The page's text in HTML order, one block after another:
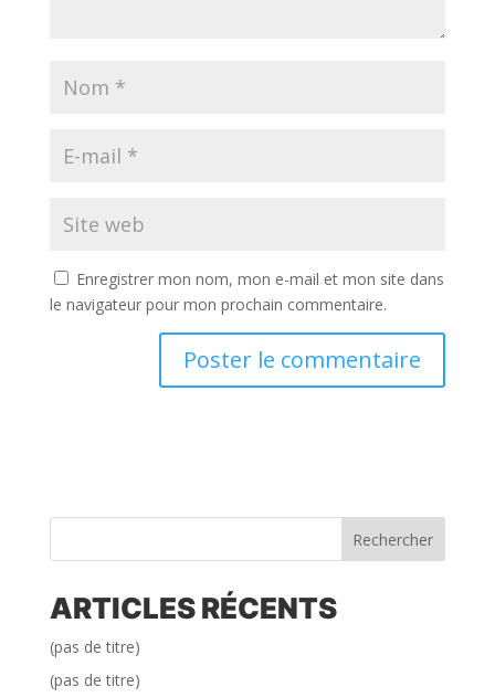
Enregistrer mon nom, mon e-mail et mon site dans
le navigateur pour mon prochain commentaire.
Rechercher
ARTICLES RÉCENTS
(pas de titre)
(pas de titre)